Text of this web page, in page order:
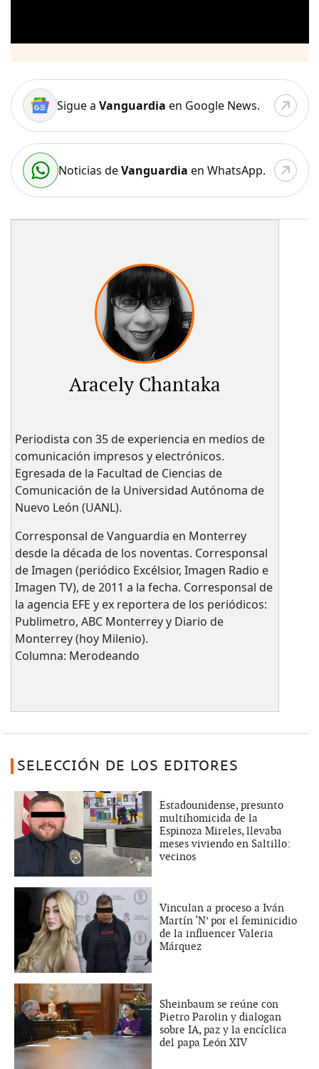
Sigue a Vanguardia en Google News.
Noticias deVanguardia en WhatsApp.
Aracely Chantaka
Periodista con 35 de experiencia en medios de
comunicación impresos y electrónicos.
Egresada de la Facultad de Ciencias de
Comunicación de la Universidad Autónoma de
Nuevo León (UANL).
Corresponsal de Vanguardia en Monterrey
desde la década de los noventas. Corresponsal
de Imagen (periódico Excélsior, Imagen Radio e
Imagen TV), de 2011 a la fecha. Corresponsal de
la agencia EFE y ex reportera de los periódicos:
Publimetro, ABC Monterrey y Diario de
Monterrey (hoy Milenio).
Columna: Merodeando
SELECCIÓN DE LOS EDITORES
Estadounidense, presunto
multihomicida de la
Espinoza Mireles, llevaba
meses viviendo en Saltillo:
vecinos
Vinculan a proceso a Iván
Martín ‘N’ por el feminicidio
de la influencer Valeria
Márquez
Sheinbaum se reúne con
Pietro Parolin y dialogan
sobre IA, paz y la encíclica
del papa León XIV